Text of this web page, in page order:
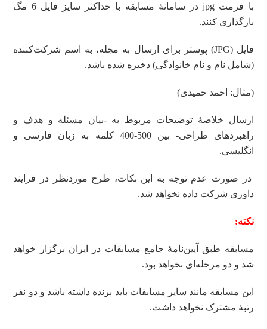
با فرمت jpg در سامانۀ مسابقه با حداکثر سایز فایل 6 مگ
بارگذاری کنند.
فایل (JPG) پوستر برای ارسال به مجله، به اسم شرکت‌کننده
(شامل نام و نام خانوادگی) ذخیره شده باشد.
(مثال: احمد حمیدی)
ارسال خلاصۀ توضیحات مربوط به -بیان مسئله و هدف و
راهبردهای طراحی- بین 500-400 کلمه به زبان فارسی و
انگلیسی.
در صورت عدم توجه به این نکات، طرح موردنظر در فرایند
داوری شرکت داده نخواهد شد.
نکته:
مسابقه طبق آیین‌نامۀ جامع مسابقات در ایران برگزار خواهد
شد و دو مرحله‌ای نخواهد بود.
این مسابقه مانند سایر مسابقات باید برنده داشته باشد و دو نفر
رتبۀ مشترک نخواهد داشت.